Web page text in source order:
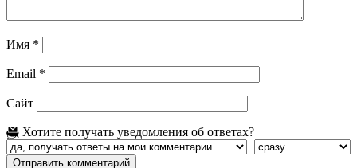
Имя *
Email *
Сайт
Хотите получать уведомления об ответах?